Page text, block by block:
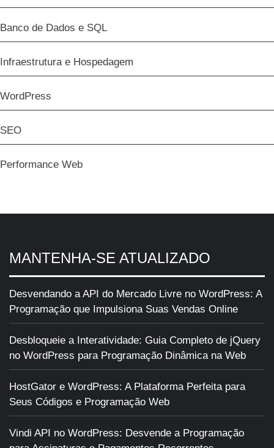
Banco de Dados e SQL
Infraestrutura e Hospedagem
WordPress
SEO
Performance Web
MANTENHA-SE ATUALIZADO
Desvendando a API do Mercado Livre no WordPress: A
Programação que Impulsiona Suas Vendas Online
Desbloqueie a Interatividade: Guia Completo de jQuery
no WordPress para Programação Dinâmica na Web
HostGator e WordPress: A Plataforma Perfeita para
Seus Códigos e Programação Web
Vindi API no WordPress: Desvende a Programação